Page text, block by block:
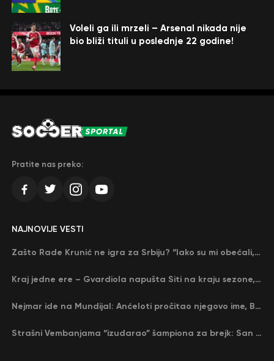
Voleli ga ili mrzeli – Arsenal nikada nije
bio bliži tituli u poslednje 22 godine!
Pratite nas preko:
NAJNOVIJE VESTI
Zašto Rade Krunić ne igra za Srbiju? “Iako su mi obećali, niko me nije zvao…”
Kraj jedne ere – Gvardiola napušta Siti na kraju sezone, menja ga njegov nekadašnji rival
Nejmar ide na Mundijal: Anćeloti pročitao njegovo ime, Brazil u delirijumu (VIDEO)
Strašni Vembanjama “izudarao” šampiona za brejk: San Antonio poveo protiv Oklahome